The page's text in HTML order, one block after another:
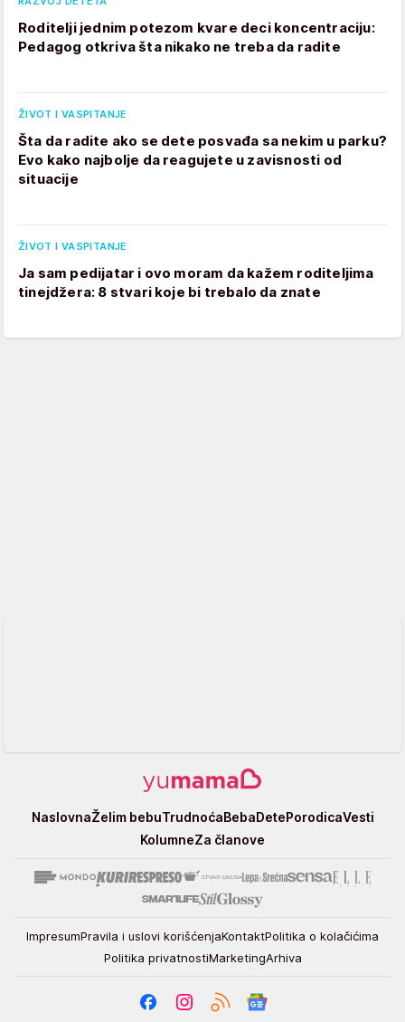
Roditelji jednim potezom kvare deci koncentraciju:
Pedagog otkriva šta nikako ne treba da radite
ŽIVOT I VASPITANJE
Šta da radite ako se dete posvađa sa nekim u parku?
Evo kako najbolje da reagujete u zavisnosti od
situacije
ŽIVOT I VASPITANJE
Ja sam pedijatar i ovo moram da kažem roditeljima
tinejdžera: 8 stvari koje bi trebalo da znate
Yumama
NaslovnaŽelim bebuTrudnoćaBebaDetePorodicaVesti
KolumneZa članove
ImpresumPravila i uslovi korišćenjaKontaktPolitika o kolačićima
Politika privatnostiMarketingArhiva